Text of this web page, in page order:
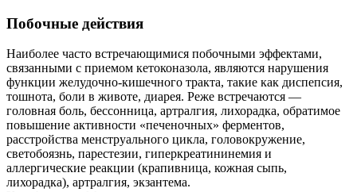
Побочные действия
Наиболее часто встречающимися побочными эффектами,
связанными с приемом кетоконазола, являются нарушения
функции желудочно-кишечного тракта, такие как диспепсия,
тошнота, боли в животе, диарея. Реже встречаются —
головная боль, бессонница, артралгия, лихорадка, обратимое
повышение активности «печеночных» ферментов,
расстройства менструального цикла, головокружение,
светобоязнь, парестезии, гиперкреатининемия и
аллергические реакции (крапивница, кожная сыпь,
лихорадка), артралгия, экзантема.